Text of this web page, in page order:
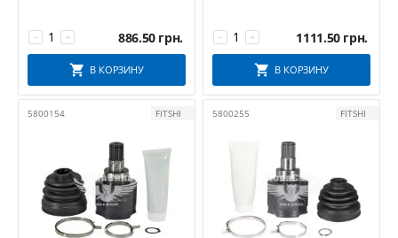
+
− 886.50 грн.
В КОРЗИНУ
+
− 1111.50 грн.
В КОРЗИНУ
5800154 FITSHI 5800255 FITSHI